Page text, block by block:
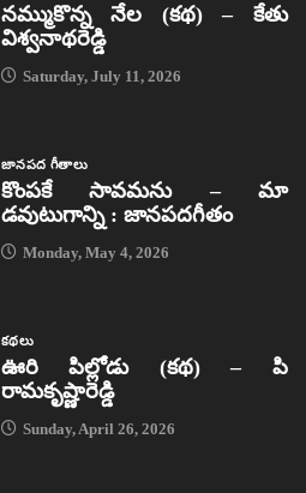
నమ్ముకొన్న నేల (కథ) – కేతు
విశ్వనాథరెడ్డి
Saturday, July 11, 2026
జానపద గీతాలు
కొంపకే సావమను – మా
డవుటుగాన్ని : జానపదగీతం
Monday, May 4, 2026
కథలు
ఊరి పిల్లోడు (కథ) – పి
రామకృష్ణారెడ్డి
Sunday, April 26, 2026